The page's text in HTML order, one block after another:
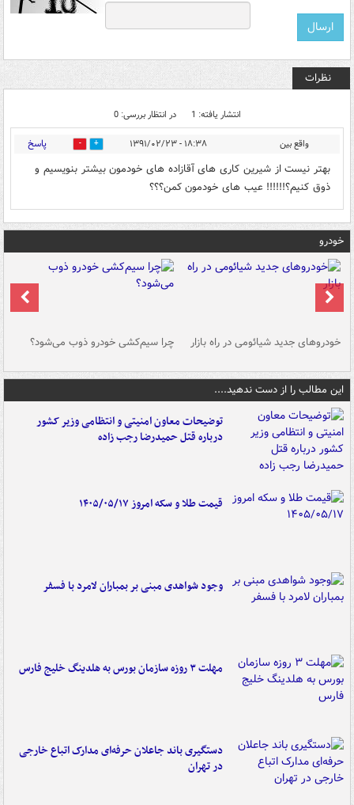
نظرات
انتشار یافته: 1 در انتظار بررسی: 0
واقع بین ۱۸:۳۸ - ۱۳۹۱/۰۲/۲۳ 0 پاسخ
بهتر نیست از شیرین کاری های آقازاده های خودمون بیشتر بنویسیم و
ذوق کنیم؟!!!!!! عیب های خودمون کمن؟؟؟
خودرو
خودروهای جدید شیائومی در راه بازار چرا سیم‌کشی خودرو ذوب می‌شود؟
این مطالب را از دست ندهید....
توضیحات معاون امنیتی و انتظامی وزیر کشور
درباره قتل حمیدرضا رجب زاده
قیمت طلا و سکه امروز ۱۴۰۵/۰۵/۱۷
وجود شواهدی مبنی بر بمباران لامرد با فسفر
مهلت ۳ روزه سازمان بورس به هلدینگ خلیج فارس
دستگیری باند جاعلان حرفه‌ای مدارک اتباع خارجی
در تهران